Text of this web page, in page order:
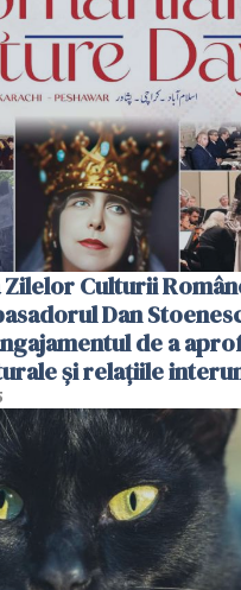
Culturii
Dan
de a
și relațiile
și Pakistan"